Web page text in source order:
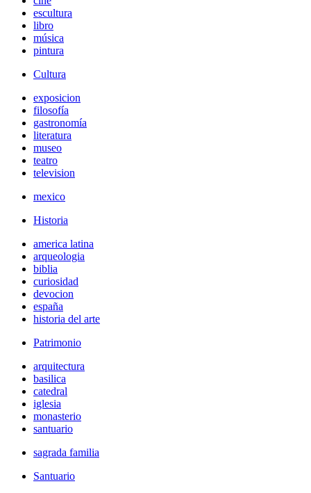
escultura
libro
música
pintura
Cultura
exposicion
filosofía
gastronomía
literatura
museo
teatro
television
mexico
Historia
america latina
arqueologia
biblia
curiosidad
devocion
españa
historia del arte
Patrimonio
arquitectura
basilica
catedral
iglesia
monasterio
santuario
sagrada familia
Santuario